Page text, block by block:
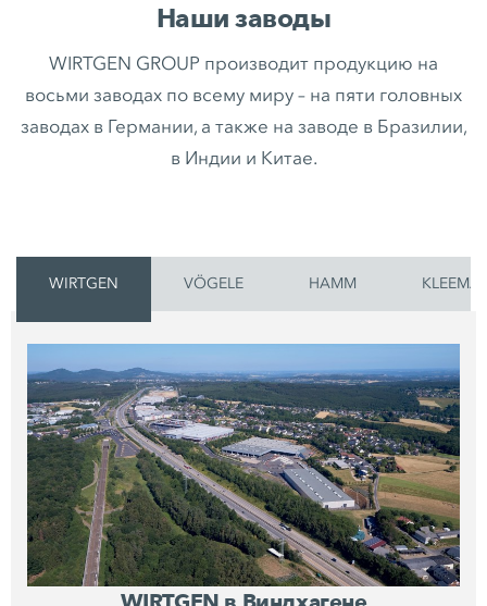
Наши заводы
WIRTGEN GROUP производит продукцию на
восьми заводах по всему миру – на пяти головных
заводах в Германии, а также на заводе в Бразилии,
в Индии и Китае.
WIRTGEN VÖGELE HAMM